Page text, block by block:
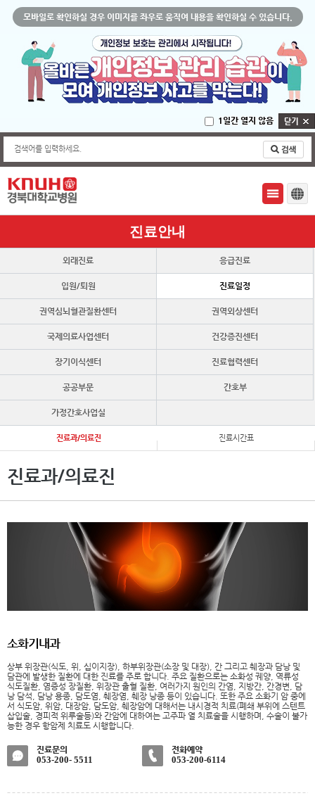
모바일로 확인하실 경우 이미지를 좌우로 움직여 내용을 확인하실 수 있습니다.
1일간 열지 않음
검색어를 입력하세요.
진료안내
외래진료 응급진료
입원/퇴원 진료일정
권역심뇌혈관질환센터 권역외상센터
국제의료사업센터 건강증진센터
장기이식센터 진료협력센터
공공부문 간호부
가정간호사업실
진료과/의료진 진료시간표
진료과/의료진
소화기내과
상부 위장관(식도, 위, 십이지장), 하부위장관(소장 및 대장), 간 그리고 췌장과 담낭 및
담관에 발생한 질환에 대한 진료를 주로 합니다. 주요 질환으로는 소화성 궤양, 역류성
식도질환, 염증성 장질환, 위장관 출혈 질환, 여러가지 원인의 간염, 지방간, 간경변, 담
낭 담석, 담낭 용종, 담도염, 췌장염, 췌장 낭종 등이 있습니다. 또한 주요 소화기 암 중에
서 식도암, 위암, 대장암, 담도암, 췌장암에 대해서는 내시경적 치료(폐쇄 부위에 스텐트
삽입술, 경피적 위루술등)와 간암에 대하여는 고주파 열 치료술을 시행하며, 수술이 불가
능한 경우 항암제 치료도 시행합니다.
진료문의
053-200- 5511
전화예약
053-200-6114